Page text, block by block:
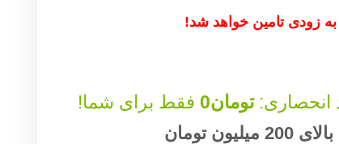
زودی تامین خواهد شد!
انحصاری:تومان0 فقط برای شما!
تومان